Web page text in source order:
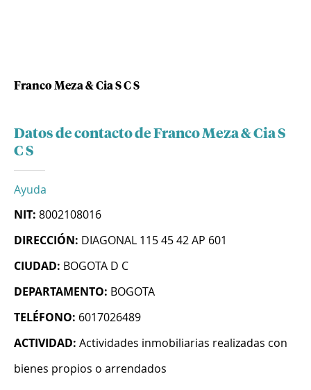
Franco Meza & Cia S C S
Datos de contacto de Franco Meza & Cia S
C S
Ayuda
NIT: 8002108016
DIRECCIÓN: DIAGONAL 115 45 42 AP 601
CIUDAD: BOGOTA D C
DEPARTAMENTO: BOGOTA
TELÉFONO: 6017026489
ACTIVIDAD: Actividades inmobiliarias realizadas con
bienes propios o arrendados